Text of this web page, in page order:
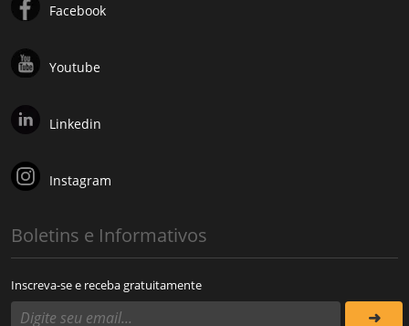
Facebook
Youtube
Linkedin
Instagram
Boletins e Informativos
Inscreva-se e receba gratuitamente